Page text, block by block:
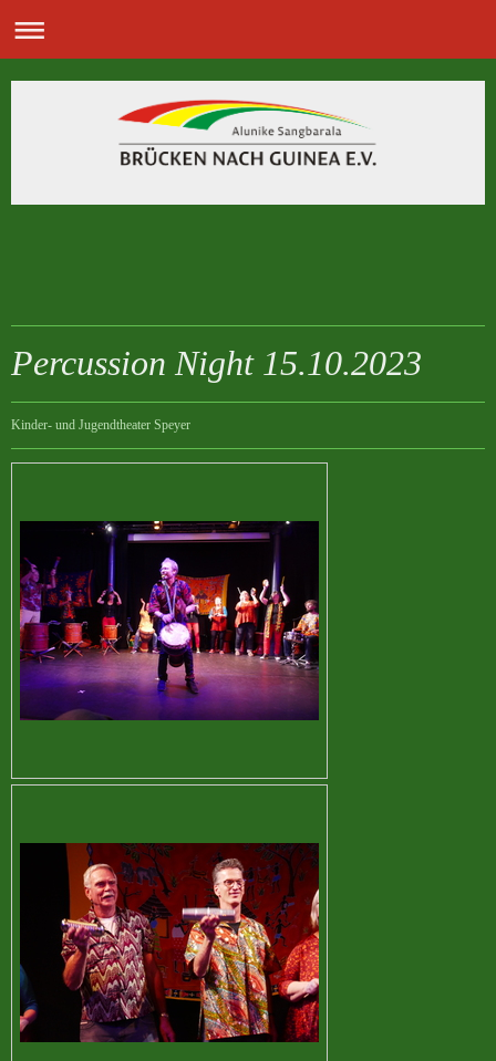
Percussion Night 15.10.2023
Kinder- und Jugendtheater Speyer